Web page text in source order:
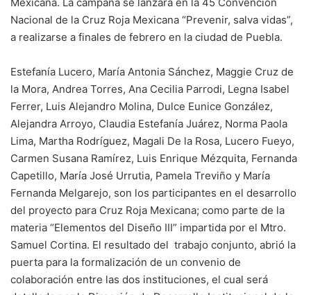
Nacional de la Cruz Roja Mexicana “Prevenir, salva vidas”,
a realizarse a finales de febrero en la ciudad de Puebla.
Estefanía Lucero, María Antonia Sánchez, Maggie Cruz de
la Mora, Andrea Torres, Ana Cecilia Parrodi, Legna Isabel
Ferrer, Luis Alejandro Molina, Dulce Eunice González,
Alejandra Arroyo, Claudia Estefanía Juárez, Norma Paola
Lima, Martha Rodríguez, Magali De la Rosa, Lucero Fueyo,
Carmen Susana Ramírez, Luis Enrique Mézquita, Fernanda
Capetillo, María José Urrutia, Pamela Treviño y María
Fernanda Melgarejo, son los participantes en el desarrollo
del proyecto para Cruz Roja Mexicana; como parte de la
materia “Elementos del Diseño III” impartida por el Mtro.
Samuel Cortina. El resultado del trabajo conjunto, abrió la
puerta para la formalización de un convenio de
colaboración entre las dos instituciones, el cual será